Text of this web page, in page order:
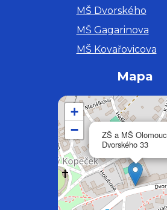
MŠ Dvorského
MŠ Gagarinova
MŠ Kovařovicova
Mapa
ZŠ a MŠ Olomouc
Dvorského 33
+
−